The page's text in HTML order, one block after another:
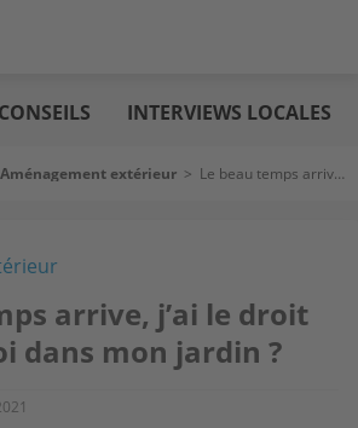
INTERVIEWS LOCALES
Aménagement extérieur > Le beau temps arrive, j’ai le droit de faire quoi dans mon jardin ?
arrive, j’ai le droit
dans mon jardin ?